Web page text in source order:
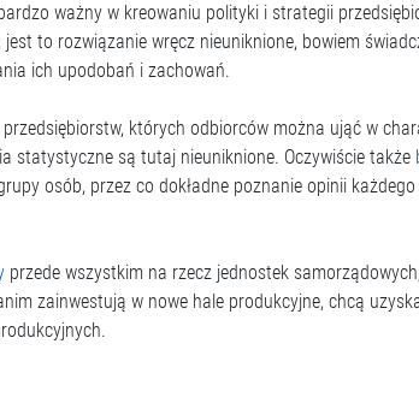
ważny w kreowaniu polityki i strategii
to rozwiązanie wręcz nieuniknione, bowiem
ich upodobań i zachowań.
których odbiorców można ująć w
statystyczne są tutaj nieuniknione. Oczywiście także
osób, przez co dokładne poznanie opinii
przede wszystkim na rzecz jednostek
zainwestują w nowe hale produkcyjne, chcą